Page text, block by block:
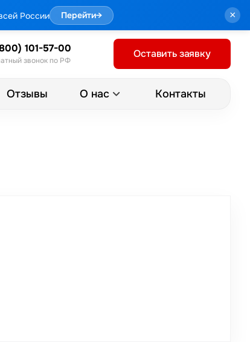
России Перейти→ ×
101-57-00
звонок по РФ
Оставить заявку
Отзывы О нас Контакты